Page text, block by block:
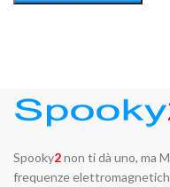
Spooky2non ti dà uno, ma
frequenze